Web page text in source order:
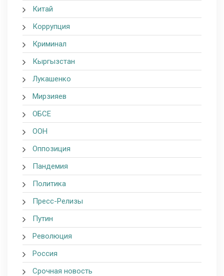
Китай
Коррупция
Криминал
Кыргызстан
Лукашенко
Мирзияев
ОБСЕ
ООН
Оппозиция
Пандемия
Политика
Пресс-Релизы
Путин
Революция
Россия
Срочная новость